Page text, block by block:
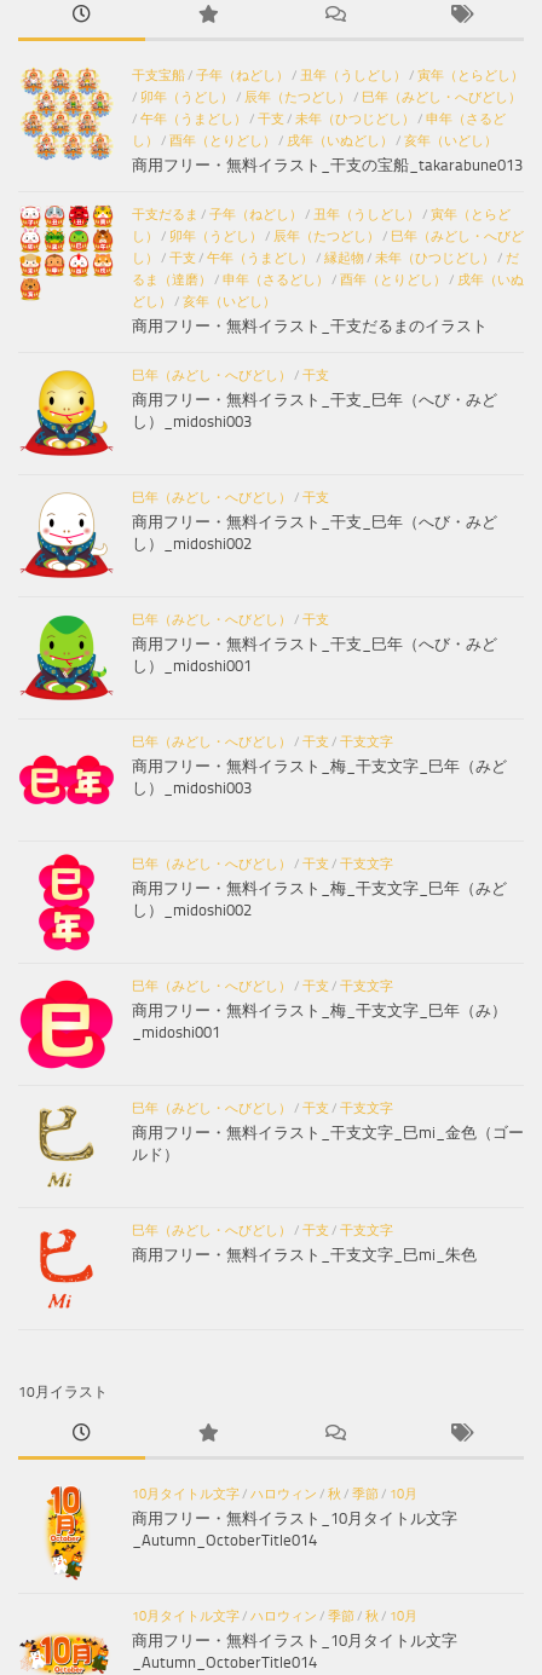
干支宝船/ 子年（ねどし） / 丑年（うしどし） / 寅年（とらどし）
/ 卯年（うどし） / 辰年（たつどし） / 巳年（みどし・へびどし）
/ 午年（うまどし） / 干支 / 未年（ひつじどし） / 申年（さるど
し）
/ 酉年（とりどし） / 戌年（いぬどし） / 亥年（いどし）
商用フリー・無料イラスト_干支の宝船_takarabune013
干支だるま / 子年（ねどし） / 丑年（うしどし） / 寅年（とらど
し）
/ 卯年（うどし） / 辰年（たつどし） / 巳年（みどし・へびど
し）
/ 干支 / 午年（うまどし） / 縁起物/ 未年（ひつじどし） / だ
るま（達磨）
/ 申年（さるどし） / 酉年（とりどし） / 戌年（いぬ
どし）
/ 亥年（いどし）
商用フリー・無料イラスト_干支だるまのイラスト
巳年（みどし・へびどし） / 干支
商用フリー・無料イラスト_干支_巳年（へび・みど
し）_midoshi003
巳年（みどし・へびどし） / 干支
商用フリー・無料イラスト_干支_巳年（へび・みど
し）_midoshi002
巳年（みどし・へびどし） / 干支
商用フリー・無料イラスト_干支_巳年（へび・みど
し）_midoshi001
巳年（みどし・へびどし） / 干支 / 干支文字
商用フリー・無料イラスト_梅_干支文字_巳年（みど
し）_midoshi003
巳年（みどし・へびどし） / 干支 / 干支文字
商用フリー・無料イラスト_梅_干支文字_巳年（みど
し）_midoshi002
巳年（みどし・へびどし） / 干支 / 干支文字
商用フリー・無料イラスト_梅_干支文字_巳年（み）
_midoshi001
巳年（みどし・へびどし） / 干支 / 干支文字
商用フリー・無料イラスト_干支文字_巳mi_金色（ゴー
ルド）
巳年（みどし・へびどし） / 干支 / 干支文字
商用フリー・無料イラスト_干支文字_巳mi_朱色
10月イラスト
10月タイトル文字/ ハロウィン / 秋 / 季節/ 10月
商用フリー・無料イラスト_10月タイトル文字
_Autumn_OctoberTitle014
10月タイトル文字/ ハロウィン / 季節/ 秋 / 10月
商用フリー・無料イラスト_10月タイトル文字
_Autumn_OctoberTitle014